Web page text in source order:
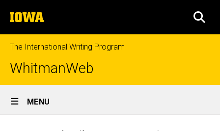
to
content
The
University
of
Iowa
The International Writing Program
WhitmanWeb
Site
Main
MENU